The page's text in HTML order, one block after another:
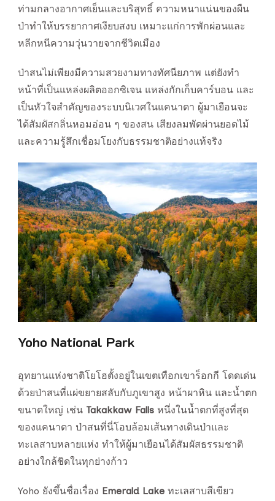
ท่ามกลางอากาศเย็นและบริสุทธิ์ ความหนาแน่นของผืน
ป่าทำให้บรรยากาศเงียบสงบ เหมาะแก่การพักผ่อนและ
หลีกหนีความวุ่นวายจากชีวิตเมือง
ป่าสนไม่เพียงมีความสวยงามทางทัศนียภาพ แต่ยังทำ
หน้าที่เป็นแหล่งผลิตออกซิเจน แหล่งกักเก็บคาร์บอน และ
เป็นหัวใจสำคัญของระบบนิเวศในแคนาดา ผู้มาเยือนจะ
ได้สัมผัสกลิ่นหอมอ่อน ๆ ของสน เสียงลมพัดผ่านยอดไม้
และความรู้สึกเชื่อมโยงกับธรรมชาติอย่างแท้จริง
Yoho National Park
อุทยานแห่งชาติโยโฮตั้งอยู่ในเขตเทือกเขาร็อกกี โดดเด่น
ด้วยป่าสนที่แผ่ขยายสลับกับภูเขาสูง หน้าผาหิน และน้ำตก
ขนาดใหญ่ เช่น Takakkaw Falls หนึ่งในน้ำตกที่สูงที่สุด
ของแคนาดา ป่าสนที่นี่โอบล้อมเส้นทางเดินป่าและ
ทะเลสาบหลายแห่ง ทำให้ผู้มาเยือนได้สัมผัสธรรมชาติ
อย่างใกล้ชิดในทุกย่างก้าว
Yoho ยังขึ้นชื่อเรื่อง Emerald Lake ทะเลสาบสีเขียว